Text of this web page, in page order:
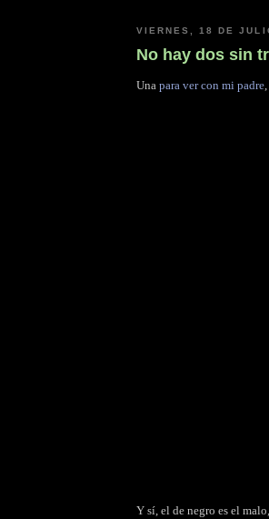
VIERNES, 18 DE
No hay dos sin
Una para ver con mi padre
Y sí, el de negro es el